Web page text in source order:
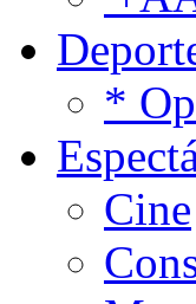
*
Cine